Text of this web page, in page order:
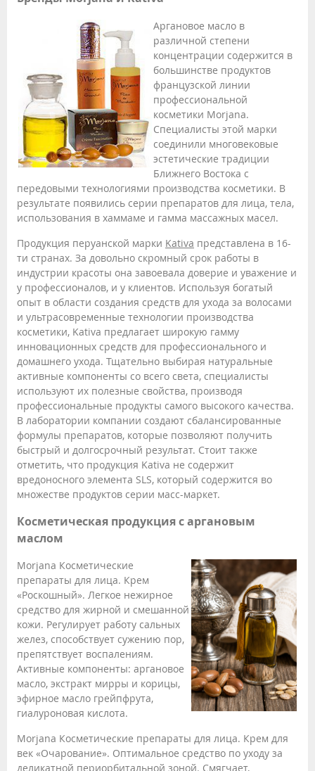
Аргановое масло в
различной степени
концентрации содержится в
большинстве продуктов
французской линии
профессиональной
косметики Morjana.
Специалисты этой марки
соединили многовековые
эстетические традиции
Ближнего Востока с
передовыми технологиями производства косметики. В
результате появились серии препаратов для лица, тела,
использования в хаммаме и гамма массажных масел.
Продукция перуанской марки Kativa представлена в 16-
ти странах. За довольно скромный срок работы в
индустрии красоты она завоевала доверие и уважение и
у профессионалов, и у клиентов. Используя богатый
опыт в области создания средств для ухода за волосами
и ультрасовременные технологии производства
косметики, Kativa предлагает широкую гамму
инновационных средств для профессионального и
домашнего ухода. Тщательно выбирая натуральные
активные компоненты со всего света, специалисты
используют их полезные свойства, производя
профессиональные продукты самого высокого качества.
В лаборатории компании создают сбалансированные
формулы препаратов, которые позволяют получить
быстрый и долгосрочный результат. Стоит также
отметить, что продукция Kativa не содержит
вредоносного элемента SLS, который содержится во
множестве продуктов серии масс-маркет.
Косметическая продукция с аргановым
маслом
Morjana Косметические
препараты для лица. Крем
«Роскошный». Легкое нежирное
средство для жирной и смешанной
кожи. Регулирует работу сальных
желез, способствует сужению пор,
препятствует воспалениям.
Активные компоненты: аргановое
масло, экстракт мирры и корицы,
эфирное масло грейпфрута,
гиалуроновая кислота.
Morjana Косметические препараты для лица. Крем для
век «Очарование». Оптимальное средство по уходу за
деликатной периорбитальной зоной. Смягчает,